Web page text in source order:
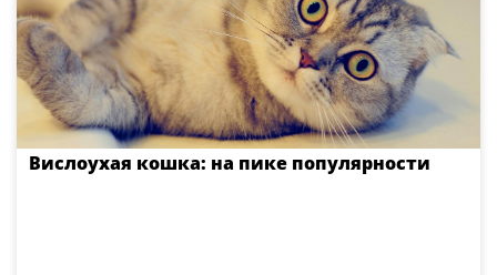
Вислоухая кошка: на пике популярности